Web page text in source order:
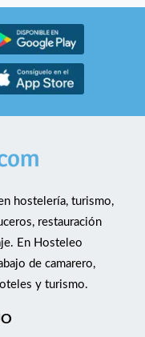
Buen ambiente
y estabilidad
hostelería, turismo,
restauración
En Hosteleo
de camarero,
y turismo.